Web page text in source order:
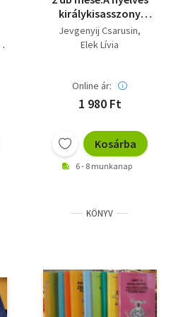
királykisasszony
+Csintalan
állatkölykök
Jevgenyij Csarusin
Elek Lívia
Online ár:
1 980 Ft
Kosárba
6 - 8 munkanap
KÖNYV